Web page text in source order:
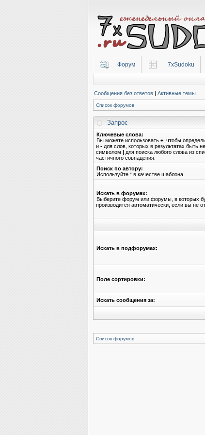
Форум 7xSudoku
Сообщения без ответов | Активные темы
Список форумов
Запрос
Ключевые слова:
Вы можете использовать + , чтобы
и - для слов, которых в результатах быть
символом | для поиска любого слова из
частичного совпадения.
Поиск по автору:
Используйте * в качестве шаблона.
Искать в форумах:
Выберите форум или форумы, в которых
производится автоматически, если вы не
Искать в подфорумах:
Поле сортировки:
Искать сообщения за:
Список форумов